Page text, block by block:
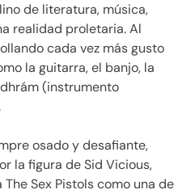
de literatura, música,
realidad proletaria. Al
cada vez más gusto
la guitarra, el banjo, la
(instrumento
osado y desafiante,
la figura de Sid Vicious,
Sex Pistols como una de